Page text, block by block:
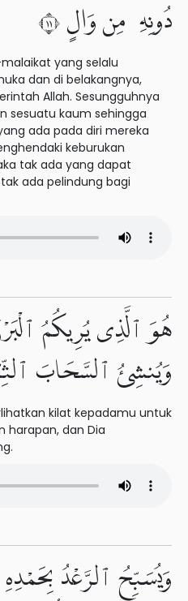
دُونِهِۦ مِن وَالٍ ١١
yang selalu
dan di belakangnya,
Allah. Sesungguhnya
sesuatu kaum sehingga
ada pada diri mereka
keburukan
tak ada yang dapat
ada pelindung bagi
هُوَ ٱلَّذِى يُرِيكُمُ
وَيُنشِئُ ٱلسَّحَابَ
kilat kepadamu untuk
harapan, dan Dia
وَيُسَبِّحُ ٱلرَّعْدُ